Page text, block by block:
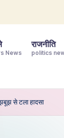
News
राजनीति
politics
से टला हादसा